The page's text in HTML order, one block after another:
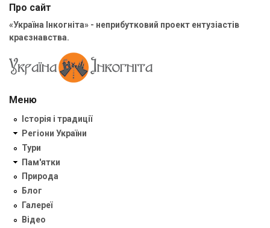
Про сайт
«Україна Інкогніта» - неприбутковий проект ентузіастів
краєзнавства.
Меню
Історія і традиції
Регіони України
Тури
Пам'ятки
Природа
Блог
Галереї
Відео